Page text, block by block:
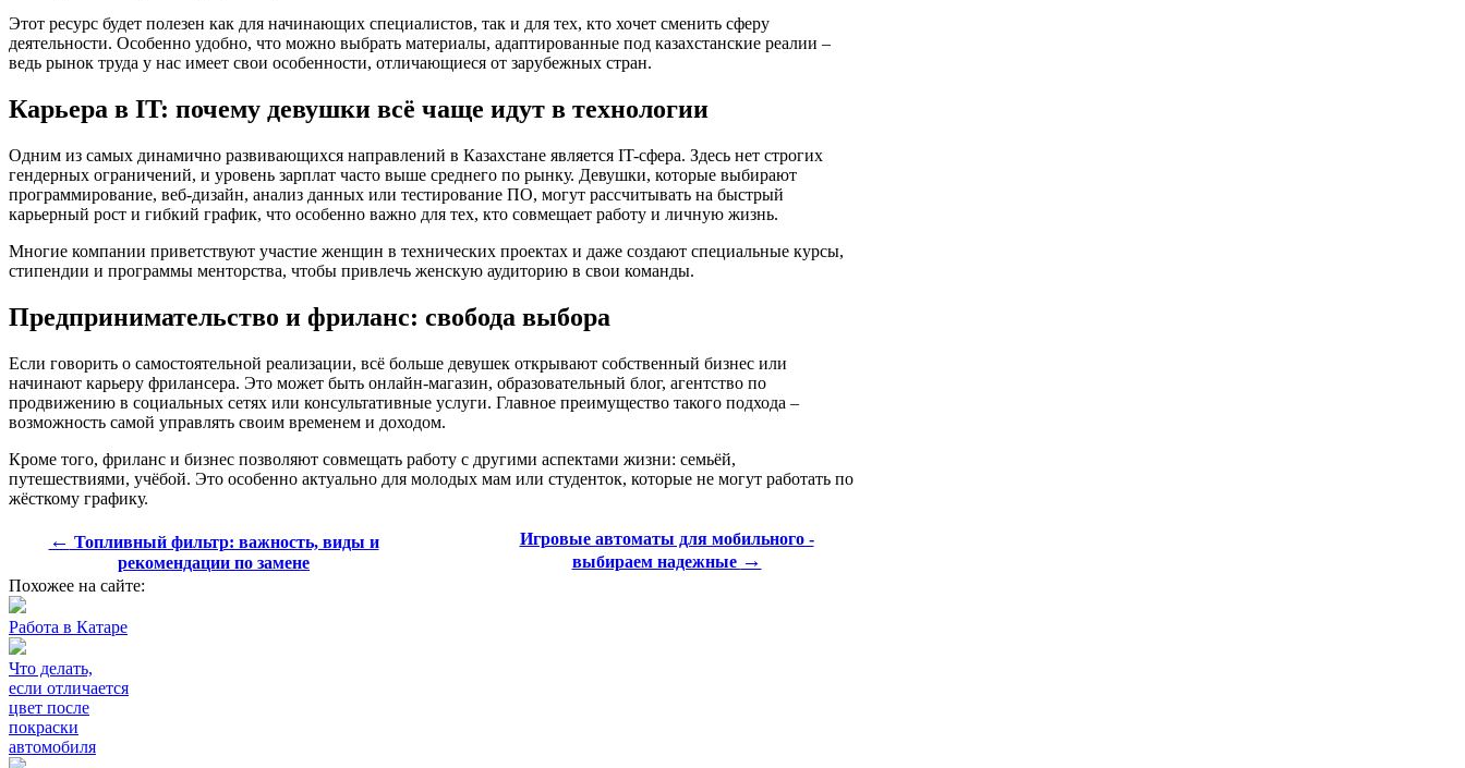
Этот ресурс будет полезен как для начинающих специалистов, так и для тех, кто хочет сменить сферу
деятельности. Особенно удобно, что можно выбрать материалы, адаптированные под казахстанские реалии –
ведь рынок труда у нас имеет свои особенности, отличающиеся от зарубежных стран.
Карьера в IT: почему девушки всё чаще идут в технологии
Одним из самых динамично развивающихся направлений в Казахстане является IT-сфера. Здесь нет строгих
гендерных ограничений, и уровень зарплат часто выше среднего по рынку. Девушки, которые выбирают
программирование, веб-дизайн, анализ данных или тестирование ПО, могут рассчитывать на быстрый
карьерный рост и гибкий график, что особенно важно для тех, кто совмещает работу и личную жизнь.
Многие компании приветствуют участие женщин в технических проектах и даже создают специальные курсы,
стипендии и программы менторства, чтобы привлечь женскую аудиторию в свои команды.
Предпринимательство и фриланс: свобода выбора
Если говорить о самостоятельной реализации, всё больше девушек открывают собственный бизнес или
начинают карьеру фрилансера. Это может быть онлайн-магазин, образовательный блог, агентство по
продвижению в социальных сетях или консультативные услуги. Главное преимущество такого подхода –
возможность самой управлять своим временем и доходом.
Кроме того, фриланс и бизнес позволяют совмещать работу с другими аспектами жизни: семьёй,
путешествиями, учёбой. Это особенно актуально для молодых мам или студенток, которые не могут работать по
жёсткому графику.
← Топливный фильтр: важность, виды и
рекомендации по замене
Игровые автоматы для мобильного -
выбираем надежные →
Похожее на сайте:
Работа в Катаре
Что делать,
если отличается
цвет после
покраски
автомобиля